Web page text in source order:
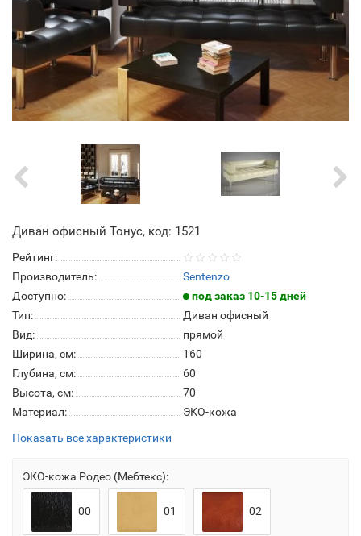
Диван офисный Тонус, код: 1521
Рейтинг:
Производитель:
Sentenzo
Доступно:
под заказ 10-15 дней
Тип:
Диван офисный
Вид:
прямой
Ширина, см:
160
Глубина, см:
60
Высота, см:
70
Материал:
ЭКО-кожа
Показать все характеристики
ЭКО-кожа Родео (Мебтекс):
00 01 02